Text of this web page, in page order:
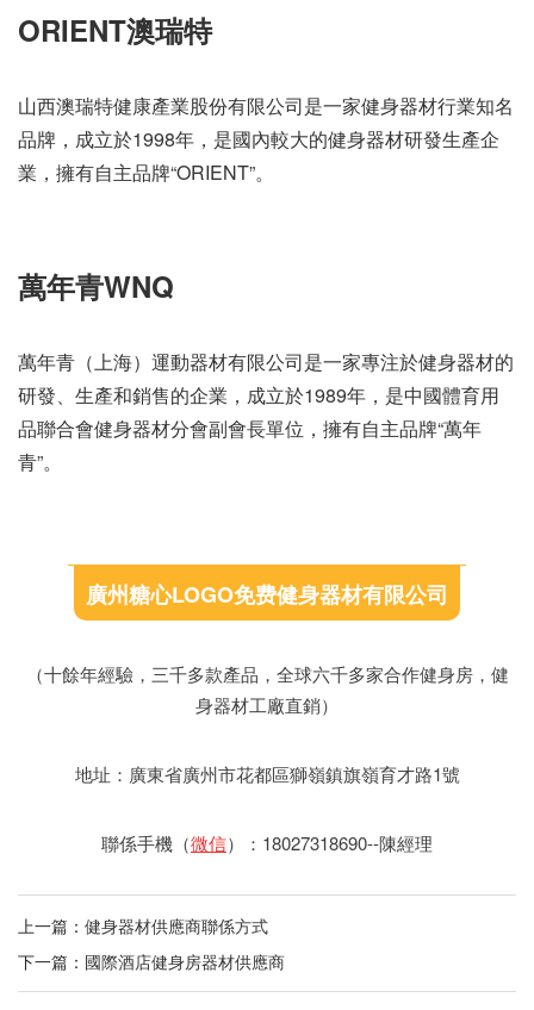
ORIENT澳瑞特
山西澳瑞特健康產業股份有限公司是一家健身器材行業知名
品牌，成立於1998年，是國內較大的健身器材研發生產企
業，擁有自主品牌“ORIENT”。
萬年青WNQ
萬年青（上海）運動器材有限公司是一家專注於健身器材的
研發、生產和銷售的企業，成立於1989年，是中國體育用
品聯合會健身器材分會副會長單位，擁有自主品牌“萬年
青”。
廣州糖心LOGO免费健身器材有限公司
（十餘年經驗，三千多款產品，全球六千多家合作健身房，健
身器材工廠直銷）
地址：廣東省廣州市花都區獅嶺鎮旗嶺育才路1號
聯係手機（微信）：18027318690--陳經理
上一篇： 健身器材供應商聯係方式
下一篇： 國際酒店健身房器材供應商